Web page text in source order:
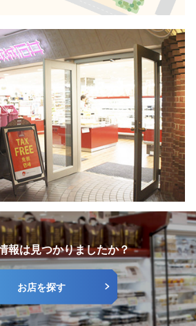
報は見つかりましたか？
お店を探す